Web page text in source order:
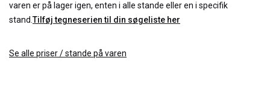
varen er på lager igen, enten i alle stande eller en i specifik
stand. Tilføj tegneserien til din søgeliste her
Se alle priser / stande på varen